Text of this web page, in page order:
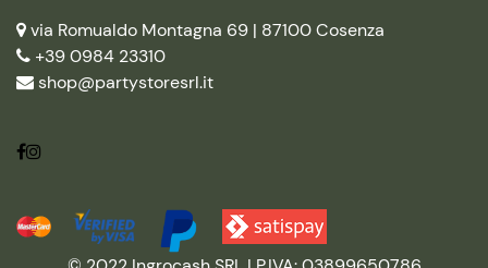
via Romualdo Montagna 69 | 87100 Cosenza
+39 0984 23310
shop@partystoresrl.it